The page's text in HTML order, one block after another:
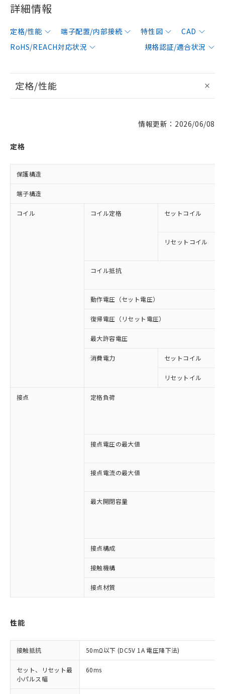
詳細情報
定格/性能 端子配置/内部接続 特性図
CAD
RoHS/REACH対応状況
規格認証/適合状況
定格/性能
情報更新：2026/06/08
定格
保護構造
端子構造
コイル コイル定格 セットコイル
リセットコイル
コイル抵抗
動作電圧（セット電圧）
復帰電圧（リセット電圧）
最大許容電圧
消費電力 セットコイル
リセットイル
接点 定格負荷
接点電圧の最大値
接点電流の最大値
最大開閉容量
接点構成
接触機構
接点材質
性能
接触抵抗 50mΩ以下 (DC5V 1A 電圧降下法)
セット、リセット最
小パルス幅
60ms
以下の条件をお読みいただき、同意のうえ
ご利用ください。
商品の当社在庫状況および標準価格
非含有に対応した製品が提供可能な商品で
非含有に非対応の商品で、対応品を出す予
定はありません。
調査・確認中：EU RoHS指令（10物質）の
非含有の対応状況を調査中または確認中の
※1 中国RoHS○×表